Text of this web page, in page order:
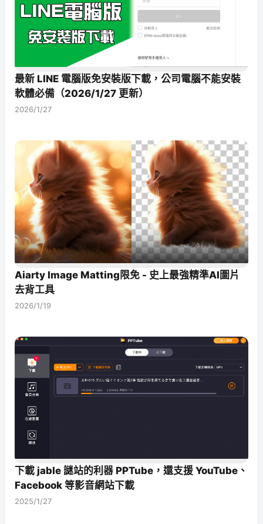
最新 LINE 電腦版免安裝版下載，公司電腦不能安裝
軟體必備（2026/1/27 更新）
2026/1/27
Aiarty Image Matting限免 - 史上最強精準AI圖片
去背工具
2026/1/19
下載 jable 謎站的利器 PPTube，還支援 YouTube、
Facebook 等影音網站下載
2025/1/27